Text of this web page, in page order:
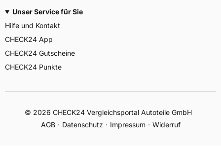
Unser Service für Sie
Hilfe und Kontakt
CHECK24 App
CHECK24 Gutscheine
CHECK24 Punkte
© 2026 CHECK24 Vergleichsportal Autoteile GmbH
AGB
Datenschutz Impressum Widerruf